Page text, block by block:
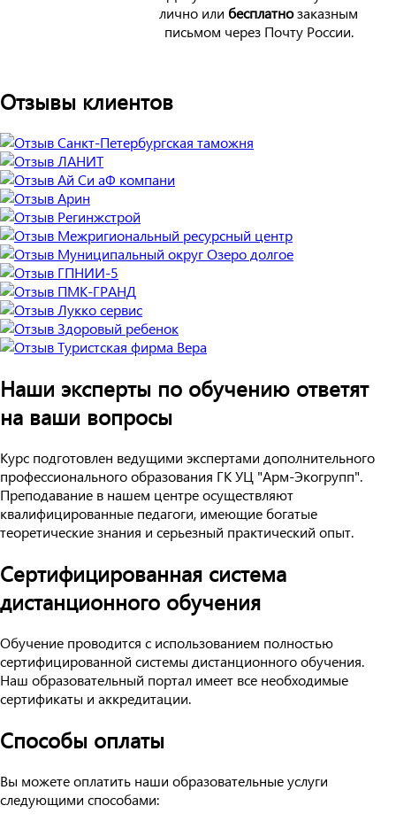
лично или бесплатнозаказным
письмом через Почту России.
Отзывы клиентов
Наши эксперты по обучению ответят
на ваши вопросы
Курс подготовлен ведущими экспертами дополнительного
профессионального образования ГК УЦ "Арм-Экогрупп".
Преподавание в нашем центре осуществляют
квалифицированные педагоги, имеющие богатые
теоретические знания и серьезный практический опыт.
Сертифицированная система
дистанционного обучения
Обучение проводится с использованием полностью
сертифицированной системы дистанционного обучения.
Наш образовательный портал имеет все необходимые
сертификаты и аккредитации.
Способы оплаты
Вы можете оплатить наши образовательные услуги
следующими способами: